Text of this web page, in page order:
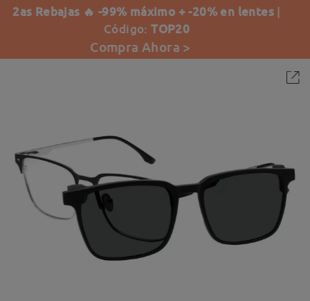
2as Rebajas 🔥 -99% máximo + -20% en lentes |
Código:TOP20
Compra Ahora >